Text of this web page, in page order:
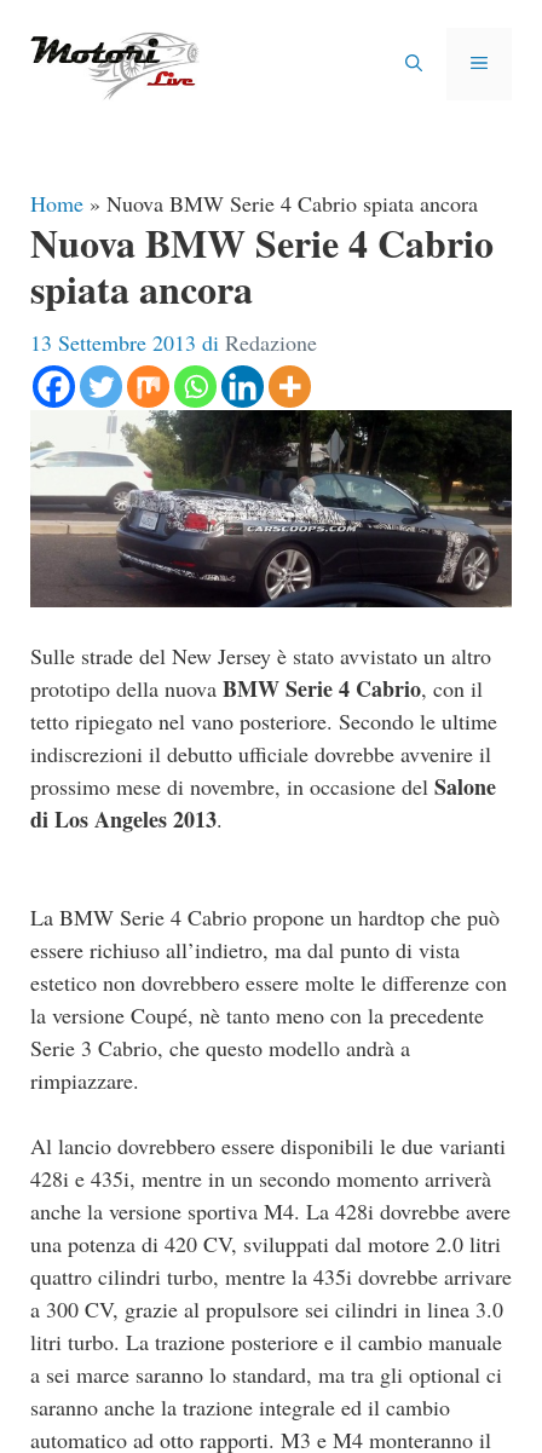
MENU
Home » Nuova BMW Serie 4 Cabrio spiata ancora
Nuova BMW Serie 4 Cabrio
spiata ancora
13 Settembre 2013 di Redazione
Sulle strade del New Jersey è stato avvistato un altro
prototipo della nuova BMW Serie 4 Cabrio, con il
tetto ripiegato nel vano posteriore. Secondo le ultime
indiscrezioni il debutto ufficiale dovrebbe avvenire il
prossimo mese di novembre, in occasione del Salone
di Los Angeles 2013.
La BMW Serie 4 Cabrio propone un hardtop che può
essere richiuso all’indietro, ma dal punto di vista
estetico non dovrebbero essere molte le differenze con
la versione Coupé, nè tanto meno con la precedente
Serie 3 Cabrio, che questo modello andrà a
rimpiazzare.
Al lancio dovrebbero essere disponibili le due varianti
428i e 435i, mentre in un secondo momento arriverà
anche la versione sportiva M4. La 428i dovrebbe avere
una potenza di 420 CV, sviluppati dal motore 2.0 litri
quattro cilindri turbo, mentre la 435i dovrebbe arrivare
a 300 CV, grazie al propulsore sei cilindri in linea 3.0
litri turbo. La trazione posteriore e il cambio manuale
a sei marce saranno lo standard, ma tra gli optional ci
saranno anche la trazione integrale ed il cambio
automatico ad otto rapporti. M3 e M4 monteranno il